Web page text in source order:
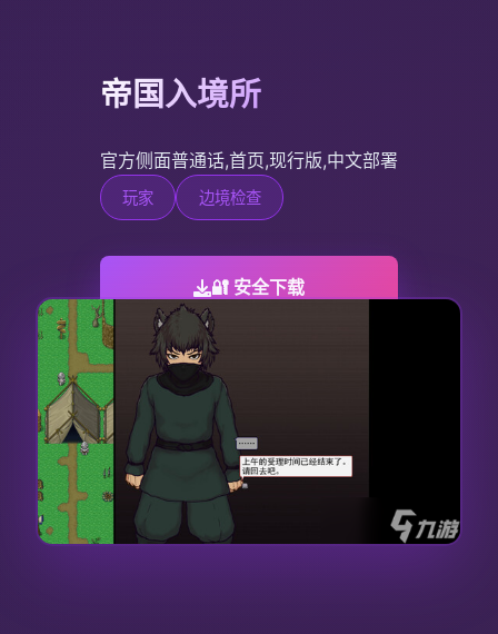
帝国入境所
官方侧面普通话,首页,现行版,中文部署
玩家 边境检查
🔐 安全下载